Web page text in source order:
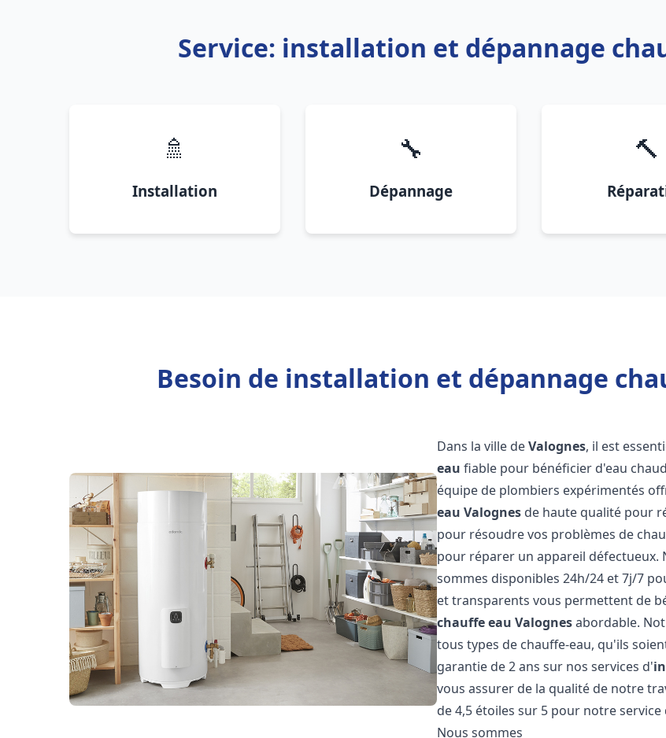
Service: installation et dépannage
🚿
Installation
🔧
Dépannage
🔨
Besoin de installation et dépannage
Dans la ville deValognes, il est
eau fiable pour bénéficier d'eau
équipe de plombiers expérimentés
eau Valognes de haute qualité pour
pour résoudre vos problèmes de
pour réparer un appareil
sommes disponibles 24h/24 et 7j/7
et transparents vous permettent de
chauffe eau Valognesabordable.
tous types de chauffe-eau, qu'ils
garantie de 2 ans sur nos services d'
vous assurer de la qualité de notre
de 4,5 étoiles sur 5 pour notre service
Nous sommes